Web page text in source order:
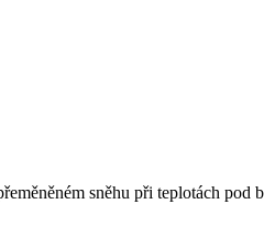
sněhu při teplotách pod